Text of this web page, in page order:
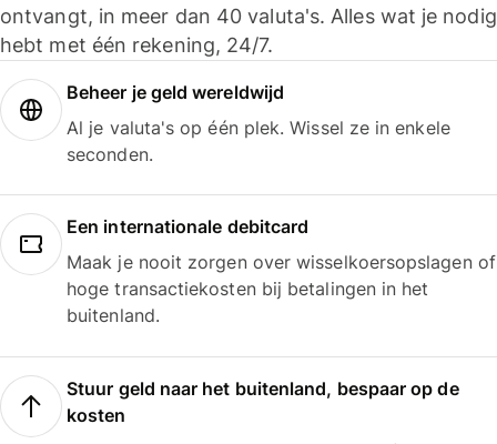
ontvangt, in meer dan 40 valuta's. Alles wat je nodig
hebt met één rekening, 24/7.
Beheer je geld wereldwijd
Al je valuta's op één plek. Wissel ze in enkele
seconden.
Een internationale debitcard
Maak je nooit zorgen over wisselkoersopslagen of
hoge transactiekosten bij betalingen in het
buitenland.
Stuur geld naar het buitenland, bespaar op de
kosten